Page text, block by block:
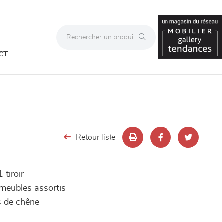
Retour liste
tiroir
assortis
de chêne